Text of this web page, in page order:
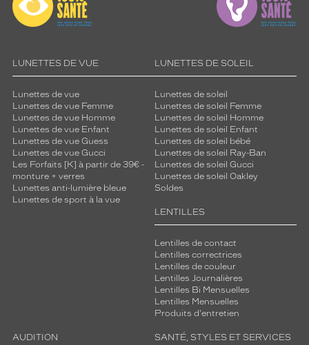
LUNETTES DE VUE
Lunettes de vue
Lunettes de vue Femme
Lunettes de vue Homme
Lunettes de vue Enfant
Lunettes de vue Guess
Lunettes de vue Gucci
Les Forfaits [K] à partir de 39€ -
monture + verres
Lunettes anti-lumière bleue
Lunettes de sport à la vue
LUNETTES DE SOLEIL
Lunettes de soleil
Lunettes de soleil Femme
Lunettes de soleil Homme
Lunettes de soleil Enfant
Lunettes de soleil bébé
Lunettes de soleil Ray-Ban
Lunettes de soleil Gucci
Lunettes de soleil Oakley
Soldes
LENTILLES
Lentilles de contact
Lentilles correctrices
Lentilles de couleur
Lentilles Journalières
Lentilles Bi Mensuelles
Lentilles Mensuelles
Produits d'entretien
AUDITION SANTÉ, STYLES ET SERVICES